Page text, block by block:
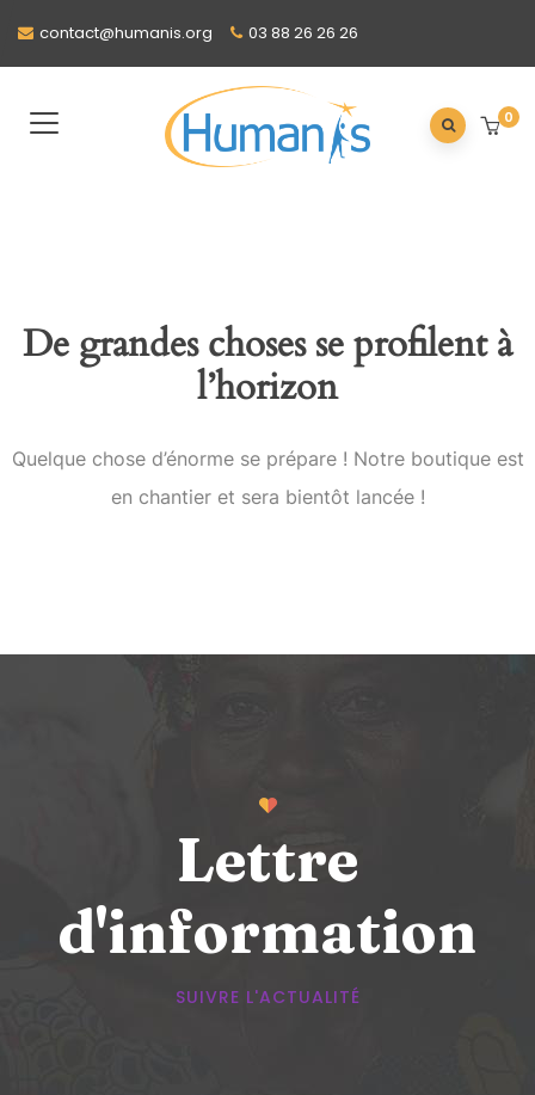
contact@humanis.org 03 88 26 26 26
0
De grandes choses se profilent à
l’horizon
Quelque chose d’énorme se prépare ! Notre boutique est
en chantier et sera bientôt lancée !
Lettre
d'information
SUIVRE L'ACTUALITÉ